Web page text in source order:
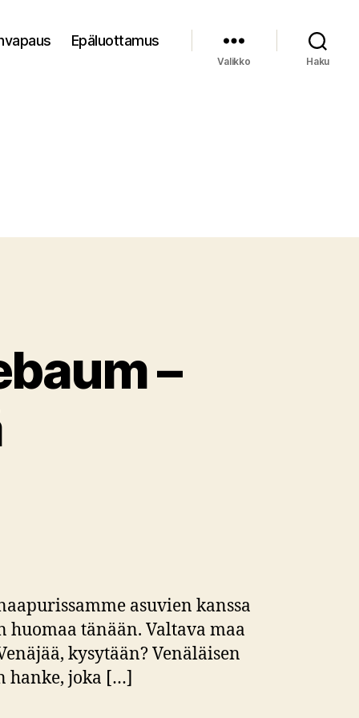
Epäluottamus
Valikko Haku
–
asuvien kanssa
huomaa tänään. Valtava maa
kysytään? Venäläisen
hanke, joka […]